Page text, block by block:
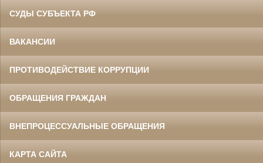
СУДЫ СУБЪЕКТА РФ
ВАКАНСИИ
ПРОТИВОДЕЙСТВИЕ КОРРУПЦИИ
ОБРАЩЕНИЯ ГРАЖДАН
ВНЕПРОЦЕССУАЛЬНЫЕ ОБРАЩЕНИЯ
КАРТА САЙТА